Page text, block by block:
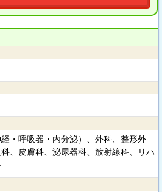
・呼吸器・内分泌）、外科、整形外
、皮膚科、泌尿器科、放射線科、リハ